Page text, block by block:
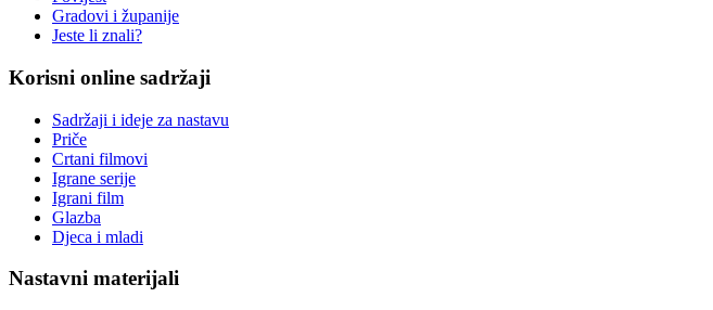
Gradovi i županije
Jeste li znali?
Korisni online sadržaji
Sadržaji i ideje za nastavu
Priče
Crtani filmovi
Igrane serije
Igrani film
Glazba
Djeca i mladi
Nastavni materijali